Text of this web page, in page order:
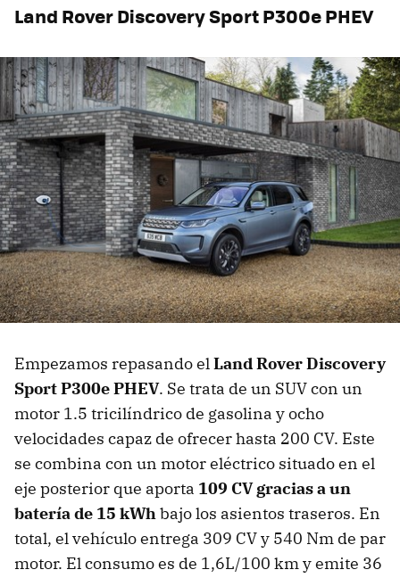
Land Rover Discovery Sport P300e PHEV
Empezamos repasando elLand Rover Discovery
Sport P300e PHEV. Se trata de un SUV con un
motor 1.5 tricilíndrico de gasolina y ocho
velocidades capaz de ofrecer hasta 200 CV. Este
se combina con un motor eléctrico situado en el
eje posterior que aporta 109 CV gracias a un
batería de 15 kWhbajo los asientos traseros. En
total, el vehículo entrega 309 CV y 540 Nm de par
motor. El consumo es de 1,6L/100 km y emite 36